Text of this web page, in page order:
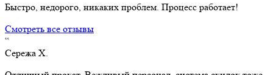
Быстро, недорого, никаких проблем. Процесс работает!
Смотреть все отзывы
“
Сережа Х.